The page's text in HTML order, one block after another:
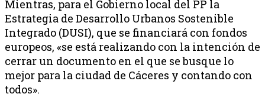
Mientras, para el Gobierno local del PP la
Estrategia de Desarrollo Urbanos Sostenible
Integrado (DUSI), que se financiará con fondos
europeos, «se está realizando con la intención de
cerrar un documento en el que se busque lo
mejor para la ciudad de Cáceres y contando con
todos».